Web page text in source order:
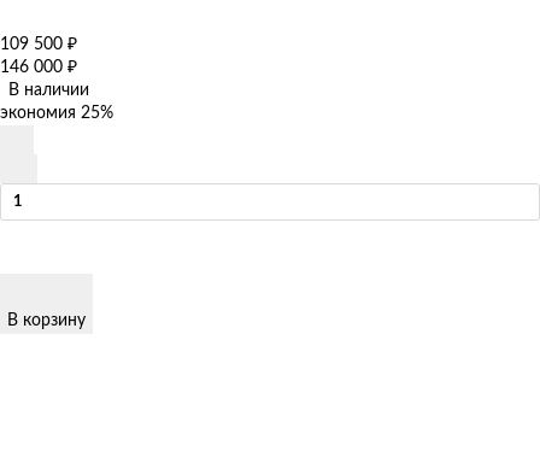
109 500 ₽
146 000 ₽
В наличии
экономия 25%
В корзину